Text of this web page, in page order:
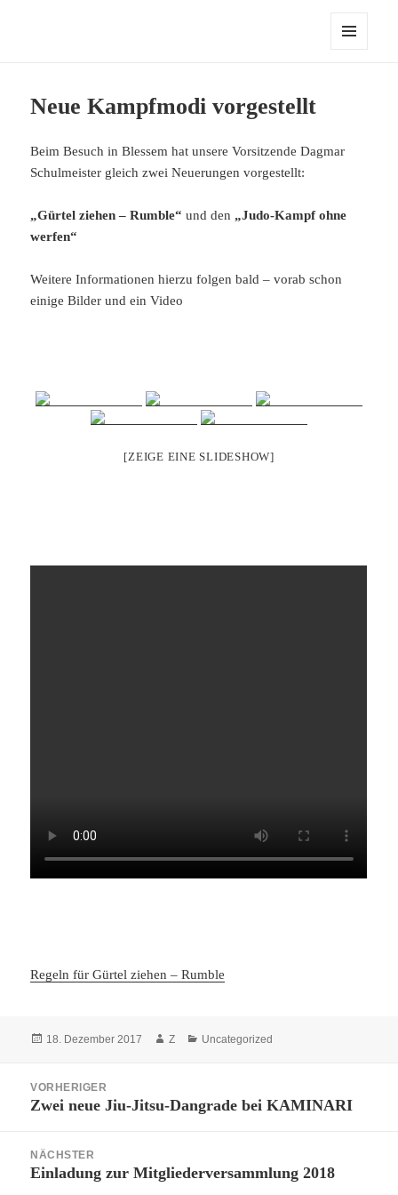
Neue Kampfmodi vorgestellt
Beim Besuch in Blessem hat unsere Vorsitzende Dagmar
Schulmeister gleich zwei Neuerungen vorgestellt:
„Gürtel ziehen – Rumble“ und den „Judo-Kampf ohne
werfen“
Weitere Informationen hierzu folgen bald – vorab schon
einige Bilder und ein Video
[ZEIGE EINE SLIDESHOW]
Regeln für Gürtel ziehen – Rumble
Veröffentlicht
18. Dezember 2017 Autor
Z Kategorien
Uncategorized
VORHERIGER
Vorheriger
Zwei neue Jiu-Jitsu-Dangrade bei KAMINARI
NÄCHSTER
Nächster
Einladung zur Mitgliederversammlung 2018